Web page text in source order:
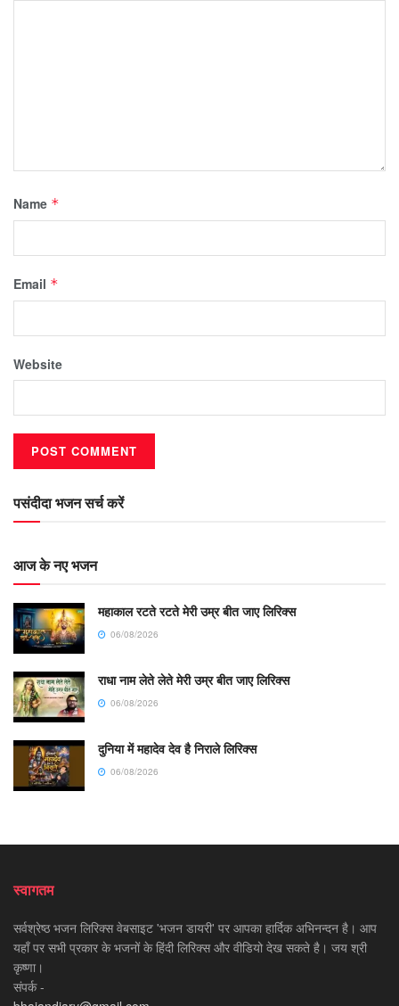
Name *
Email *
Website
पसंदीदा भजन सर्च करें
आज के नए भजन
महाकाल रटते रटते मेरी उम्र बीत जाए लिरिक्स
06/08/2026
राधा नाम लेते लेते मेरी उम्र बीत जाए लिरिक्स
06/08/2026
दुनिया में महादेव देव है निराले लिरिक्स
06/08/2026
स्वागतम
सर्वश्रेष्ठ भजन लिरिक्स वेबसाइट 'भजन डायरी' पर आपका हार्दिक अभिनन्दन है। आप
यहाँ पर सभी प्रकार के भजनों के हिंदी लिरिक्स और वीडियो देख सकते है। जय श्री
कृष्णा।
संपर्क -